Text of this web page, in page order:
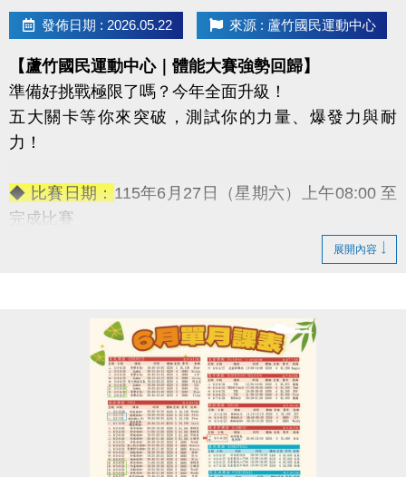
發佈日期 : 2026.05.22 來源 : 蘆竹國民運動中心
【蘆竹國民運動中心｜體能大賽強勢回歸】
準備好挑戰極限了嗎？今年全面升級！
五大關卡等你來突破，測試你的力量、爆發力與耐
力！
◆ 比賽日期：115年6月27日（星期六）上午08:00 至
完成比賽
18歲以上皆可參加（男子組／女子組）
【免費報名】！
◆ 活動獎勵：
→ 冠軍獎金：5,000元
→ 亞軍獎金：3,000元
→ 季軍獎金：1,000元
-————————————
展開內容